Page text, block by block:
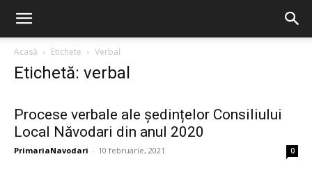
Acasă Etichete Verbal
Etichetă: verbal
Procese verbale ale ședințelor Consiliului
Local Năvodari din anul 2020
PrimariaNavodari - 10 februarie, 2021 0